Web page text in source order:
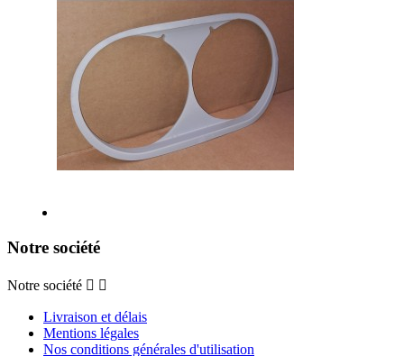
Notre société
Notre société  
Livraison et délais
Mentions légales
Nos conditions générales d'utilisation